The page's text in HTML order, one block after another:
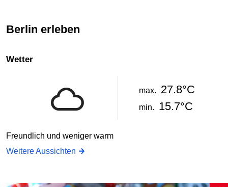
Berlin erleben
Wetter
max. 27.8°C
min. 15.7°C
Freundlich und weniger warm
Weitere Aussichten